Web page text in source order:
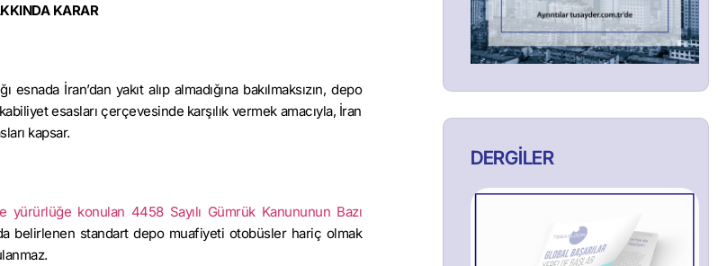
KARAR
İran’dan yakıt alıp almadığına bakılmaksızın, depo
esasları çerçevesinde karşılık vermek amacıyla, İran
kapsar.
yürürlüğe konulan 4458 Sayılı Gümrük Kanununun Bazı
belirlenen standart depo muafiyeti otobüsler hariç olmak
DERGİLER